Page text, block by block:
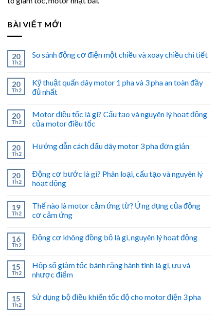
BÀI VIẾT MỚI
20
Th2
So sánh động cơ điện một chiều và xoay chiều chi tiết
20
Th2
Kỹ thuật quấn dây motor 1 pha và 3 pha an toàn đầy
đủ nhất
20
Th2
Motor điều tốc là gì? Cấu tạo và nguyên lý hoạt động
của motor điều tốc
20
Th2
Hướng dẫn cách đấu dây motor 3 pha đơn giản
20
Th2
Động cơ bước là gì? Phân loại, cấu tạo và nguyên lý
hoạt động
19
Th2
Thế nào là motor cảm ứng từ? Ứng dụng của động
cơ cảm ứng
16
Th2
Động cơ không đồng bộ là gì, nguyên lý hoạt động
15
Th2
Hộp số giảm tốc bánh răng hành tinh là gì, ưu và
nhược điểm
15
Th2
Sử dụng bộ điều khiển tốc độ cho motor điện 3 pha